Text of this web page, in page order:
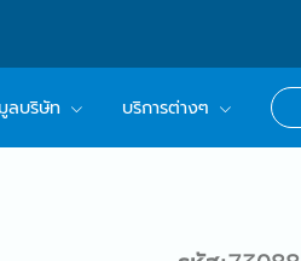
ลบริษัท บริการต่างๆ